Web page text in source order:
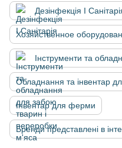
Дезінфекція І
Хозяйственное
Обладнання та інвентар
Інвентар для ферми
Бренди представлені в